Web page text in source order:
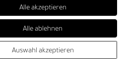
N
Montag - Freitag, 09:00 - 14:00
info@fronhofer.com
Gürtelmanufaktur Fronhofer,
93053 Regensburg, Nelkenweg 3b
Alle akzeptieren
Alle ablehnen
Auswahl akzeptieren